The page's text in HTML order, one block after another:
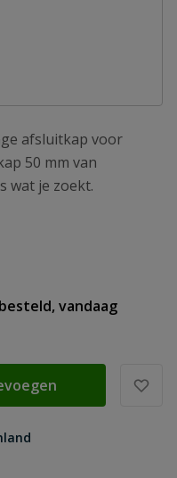
afsluitkap voor
50 mm van
wat je zoekt.
vandaag